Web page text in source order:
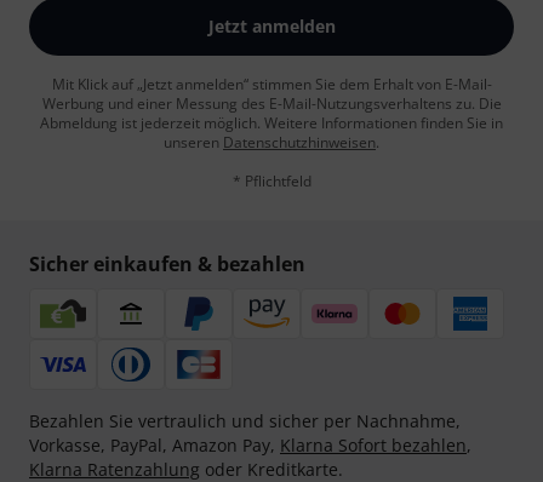
Jetzt anmelden
Mit Klick auf „Jetzt anmelden“ stimmen Sie dem Erhalt von E-Mail-
Werbung und einer Messung des E-Mail-Nutzungsverhaltens zu. Die
Abmeldung ist jederzeit möglich. Weitere Informationen finden Sie in
unseren Datenschutzhinweisen.
* Pflichtfeld
Sicher einkaufen & bezahlen
Bezahlen Sie vertraulich und sicher per Nachnahme,
Vorkasse, PayPal, Amazon Pay, Klarna Sofort bezahlen,
Klarna Ratenzahlung oder Kreditkarte.